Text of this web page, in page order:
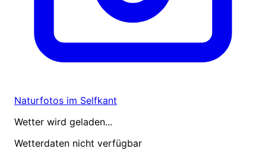
Naturfotos im Selfkant
Wetter wird geladen...
Wetterdaten nicht verfügbar